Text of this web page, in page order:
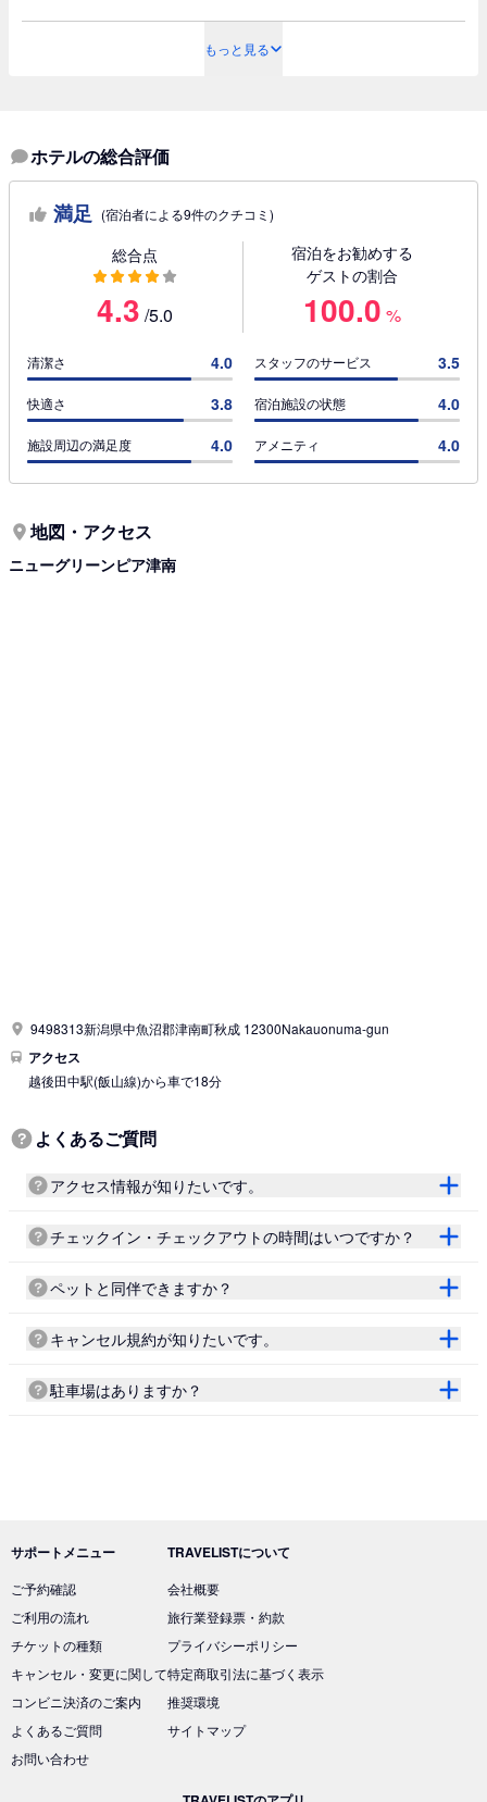
もっと見る
ホテルの総合評価
満足 (宿泊者による9件のクチコミ)
総合点
4.3 /5.0
宿泊をお勧めする
ゲストの割合
100.0 %
清潔さ 4.0 スタッフのサービス 3.5
快適さ 3.8 宿泊施設の状態 4.0
施設周辺の満足度 4.0 アメニティ 4.0
地図・アクセス
ニューグリーンピア津南
9498313新潟県中魚沼郡津南町秋成 12300Nakauonuma-gun
アクセス
越後田中駅(飯山線)から車で18分
よくあるご質問
アクセス情報が知りたいです。
チェックイン・チェックアウトの時間はいつですか？
ペットと同伴できますか？
キャンセル規約が知りたいです。
駐車場はありますか？
サポートメニュー
ご予約確認
ご利用の流れ
チケットの種類
キャンセル・変更に関して
コンビニ決済のご案内
よくあるご質問
お問い合わせ
TRAVELISTについて
会社概要
旅行業登録票・約款
プライバシーポリシー
特定商取引法に基づく表示
推奨環境
サイトマップ